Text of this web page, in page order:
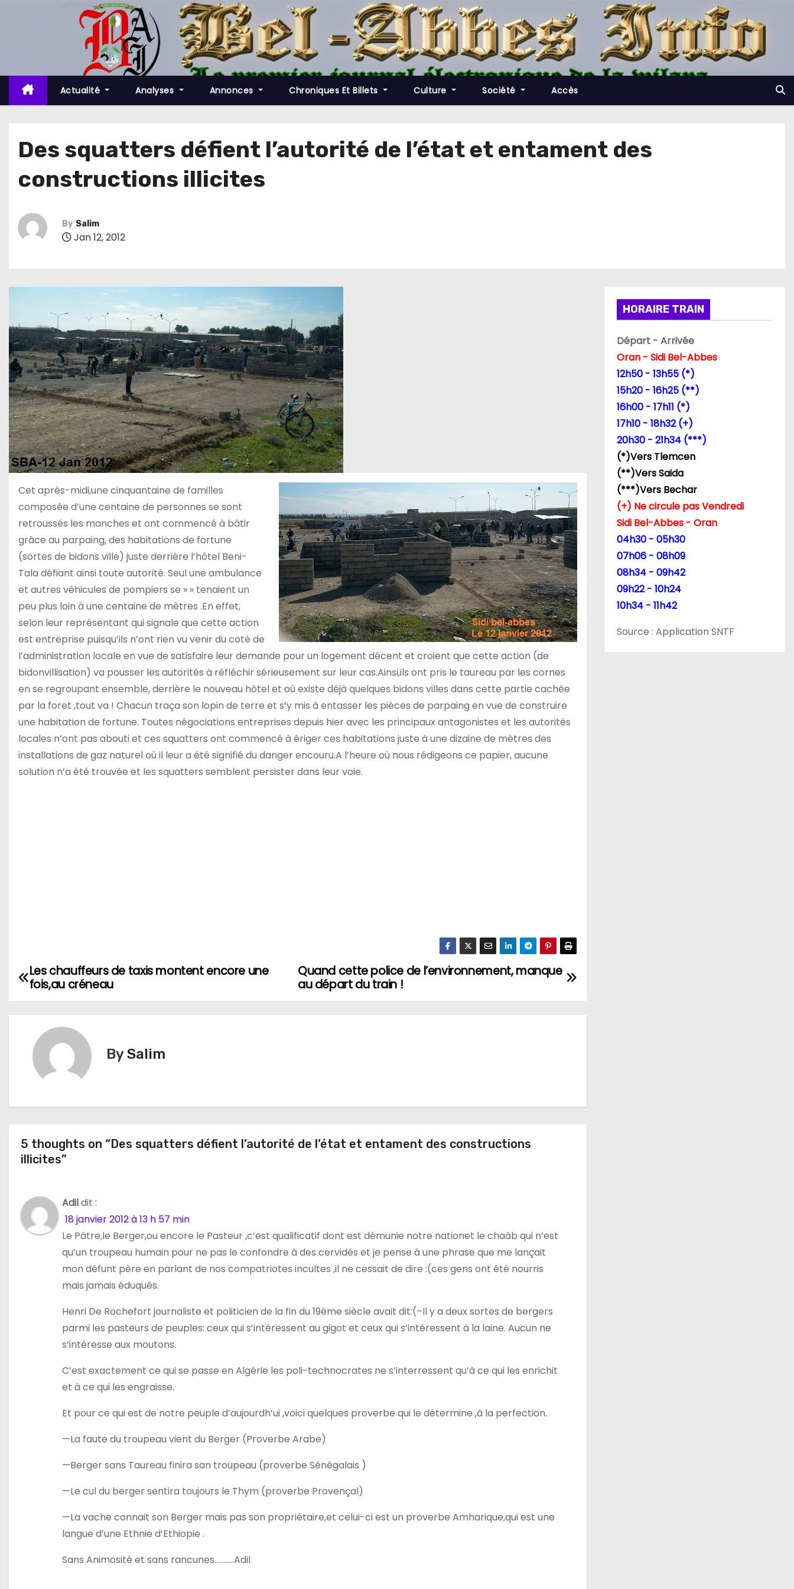
t
c
Actualité Analyses Annonces Chroniques Et Billets Culture Société Accès
Des squatters défient l’autorité de l’état et entament des
constructions illicites
By Salim
Jan 12, 2012
Cet après-midi,une cinquantaine de familles
composée d’une centaine de personnes se sont
retroussés les manches et ont commencé à bâtir
grâce au parpaing, des habitations de fortune
(sortes de bidons ville) juste derrière l’hôtel Beni-
Tala défiant ainsi toute autorité. Seul une ambulance
et autres véhicules de pompiers se » » tenaient un
peu plus loin à une centaine de mètres .En effet,
selon leur représentant qui signale que cette action
est entreprise puisqu’ils n’ont rien vu venir du coté de
l’administration locale en vue de satisfaire leur demande pour un logement décent et croient que cette action (de
bidonvillisation) va pousser les autorités à réfléchir sérieusement sur leur cas.Ainsi,ils ont pris le taureau par les cornes
en se regroupant ensemble, derrière le nouveau hôtel et où existe déjà quelques bidons villes dans cette partie cachée
par la foret ,tout va ! Chacun traça son lopin de terre et s’y mis à entasser les pièces de parpaing en vue de construire
une habitation de fortune. Toutes négociations entreprises depuis hier avec les principaux antagonistes et les autorités
locales n’ont pas abouti et ces squatters ont commencé à ériger ces habitations juste à une dizaine de mètres des
installations de gaz naturel où il leur a été signifié du danger encouru.A l’heure où nous rédigeons ce papier, aucune
solution n’a été trouvée et les squatters semblent persister dans leur voie.
N
i
n
d
Quand cette police de l’environnement, manque
au départ du train !
Les chauffeurs de taxis montent encore une
fois,au créneau
BySalim
5 thoughts on “Des squatters défient l’autorité de l’état et entament des constructions
illicites”
Adildit :
18 janvier 2012 à 13 h 57 min
Le Pâtre,le Berger,ou encore le Pasteur ,c’est qualificatif dont est démunie notre nationet le chaâb qui n’est
qu’un troupeau humain pour ne pas le confondre à des cervidés et je pense à une phrase que me lançait
mon défunt père en parlant de nos compatriotes incultes ,il ne cessait de dire :(ces gens ont été nourris
mais jamais éduqués.
Henri De Rochefort journaliste et politicien de la fin du 19ème siècle avait dit:(–Il y a deux sortes de bergers
parmi les pasteurs de peuples: ceux qui s’intéressent au gigot et ceux qui s’intéressent à la laine. Aucun ne
s’intéresse aux moutons.
C’est exactement ce qui se passe en Algérie les poli-technocrates ne s’interressent qu’à ce qui les enrichit
et à ce qui les engraisse.
Et pour ce qui est de notre peuple d’aujourdh’ui ,voici quelques proverbe qui le détermine ,à la perfection.
—La faute du troupeau vient du Berger (Proverbe Arabe)
—Berger sans Taureau finira san troupeau (proverbe Sénégalais )
—Le cul du berger sentira toujours le Thym (proverbe Provençal)
—La vache connait son Berger mais pas son propriétaire,et celui-ci est un proverbe Amharique,qui est une
langue d’une Ethnie d’Ethiopie .
Sans Animosité et sans rancunes………..Adil
HORAIRE TRAIN
Départ - Arrivée
Oran - Sidi Bel-Abbes
12h50 - 13h55 (*)
15h20 - 16h25 (**)
16h00 - 17h11 (*)
17h10 - 18h32 (+)
20h30 - 21h34 (***)
(*)Vers Tlemcen
(**)Vers Saida
(***)Vers Bechar
(+) Ne circule pas Vendredi
Sidi Bel-Abbes - Oran
04h30 - 05h30
07h06 - 08h09
08h34 - 09h42
09h22 - 10h24
10h34 - 11h42
Source : Application SNTF